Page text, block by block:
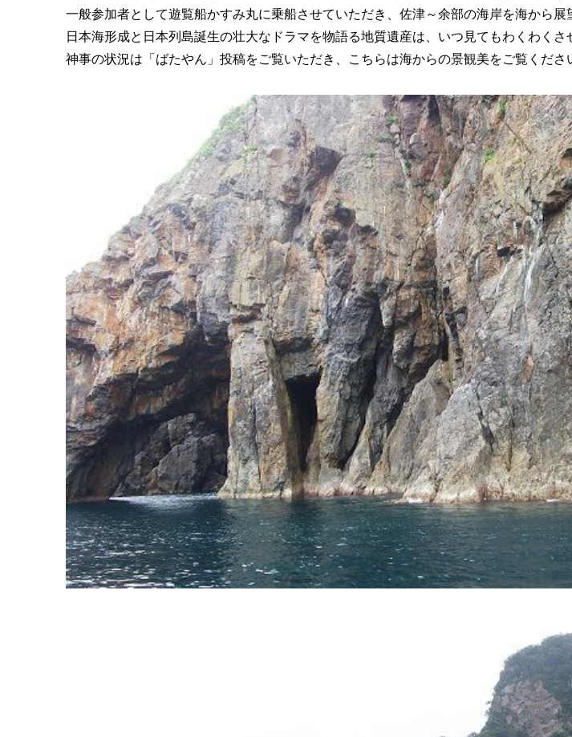
一般参加者として遊覧船かすみ丸に乗船させていただき、佐津～余部の海岸を海から展
日本海形成と日本列島誕生の壮大なドラマを物語る地質遺産は、いつ見てもわくわくさ
神事の状況は「ばたやん」投稿をご覧いただき、こちらは海からの景観美をご覧くださ